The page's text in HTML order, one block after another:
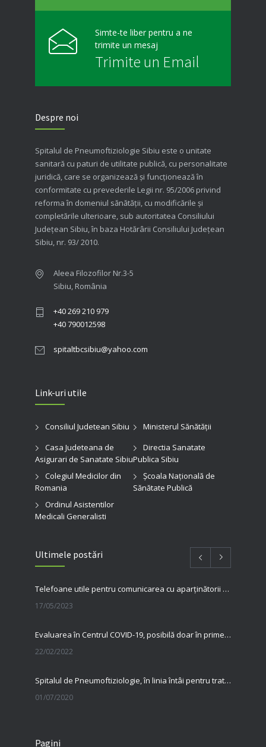
Simte-te liber pentru a ne
trimite un mesaj
Trimite un Email
Despre noi
Spitalul de Pneumoftiziologie Sibiu este o unitate
sanitară cu paturi de utilitate publică, cu personalitate
juridică, care se organizează şi funcţionează în
conformitate cu prevederile Legii nr. 95/2006 privind
reforma în domeniul sănătăţii, cu modificările şi
completările ulterioare, sub autoritatea Consiliului
Judeţean Sibiu, în baza Hotărârii Consiliului Judeţean
Sibiu, nr. 93/ 2010.
Aleea Filozofilor Nr.3-5
Sibiu, România
+40 269 210 979
+40 790012598
spitaltbcsibiu@yahoo.com
Link-uri utile
Consiliul Judetean Sibiu
Ministerul Sănătății
Casa Judeteana de
Asigurari de Sanatate Sibiu
Directia Sanatate
Publica Sibiu
Colegiul Medicilor din
Romania
Şcoala Naţională de
Sănătate Publică
Ordinul Asistentilor
Medicali Generalisti
Ultimele postări
Telefoane utile pentru comunicarea cu aparținătorii pacienților internați în spitalul nostru
17/05/2023
Evaluarea în Centrul COVID-19, posibilă doar în primele 5 zile de la pozitivare
22/02/2022
Spitalul de Pneumoftiziologie, în linia întâi pentru tratarea pacienților cu Covid
01/07/2020
23/06/2020
Pagini